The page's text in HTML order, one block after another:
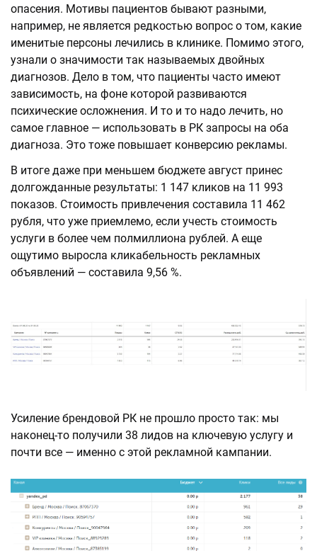
опасения. Мотивы пациентов бывают разными,
например, не является редкостью вопрос о том, какие
именитые персоны лечились в клинике. Помимо этого,
узнали о значимости так называемых двойных
диагнозов. Дело в том, что пациенты часто имеют
зависимость, на фоне которой развиваются
психические осложнения. И то и то надо лечить, но
самое главное — использовать в РК запросы на оба
диагноза. Это тоже повышает конверсию рекламы.
В итоге даже при меньшем бюджете август принес
долгожданные результаты: 1 147 кликов на 11 993
показов. Стоимость привлечения составила 11 462
рубля, что уже приемлемо, если учесть стоимость
услуги в более чем полмиллиона рублей. А еще
ощутимо выросла кликабельность рекламных
объявлений — составила 9,56 %.
Усиление брендовой РК не прошло просто так: мы
наконец-то получили 38 лидов на ключевую услугу и
почти все — именно с этой рекламной кампании.